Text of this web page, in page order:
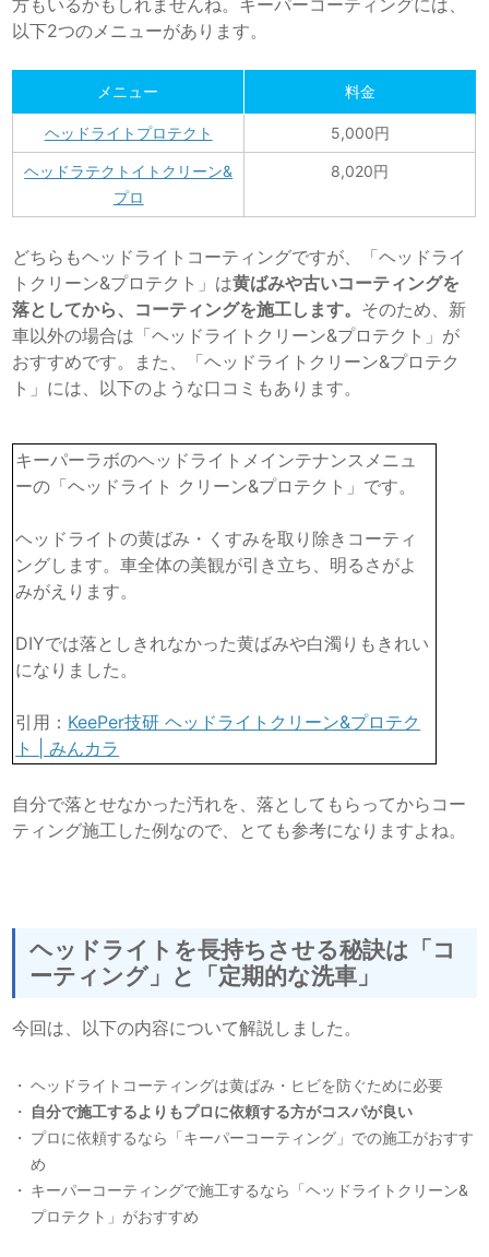
方もいるかもしれませんね。キーパーコーティングには、
以下2つのメニューがあります。
メニュー 料金
ヘッドライトプロテクト 5,000円
ヘッドラテクトイトクリーン&
プロ
8,020円
どちらもヘッドライトコーティングですが、「ヘッドライ
トクリーン&プロテクト」は黄ばみや古いコーティングを
落としてから、コーティングを施工します。 そのため、新
車以外の場合は「ヘッドライトクリーン&プロテクト」が
おすすめです。また、「ヘッドライトクリーン&プロテク
ト」には、以下のような口コミもあります。
キーパーラボのヘッドライトメインテナンスメニュ
ーの「ヘッドライト クリーン&プロテクト」です。
ヘッドライトの黄ばみ・くすみを取り除きコーティ
ングします。車全体の美観が引き立ち、明るさがよ
みがえります。
DIYでは落としきれなかった黄ばみや白濁りもきれい
になりました。
引用： KeePer技研 ヘッドライトクリーン&プロテク
ト | みんカラ
自分で落とせなかった汚れを、落としてもらってからコー
ティング施工した例なので、とても参考になりますよね。
ヘッドライトを長持ちさせる秘訣は「コ
ーティング」と「定期的な洗車」
今回は、以下の内容について解説しました。
ヘッドライトコーティングは黄ばみ・ヒビを防ぐために必要
自分で施工するよりもプロに依頼する方がコスパが良い
プロに依頼するなら「キーパーコーティング」での施工がおすす
め
キーパーコーティングで施工するなら「ヘッドライトクリーン&
プロテクト」がおすすめ